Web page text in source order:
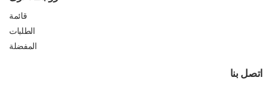
قائمة
الطلبات
المفضلة
اتصل بنا